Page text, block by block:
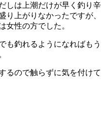
しは上潮だけが早く釣り辛
り上がりなかったですが、
女性の方でした。
も釣れるようになればもう
るので触らずに気を付けて